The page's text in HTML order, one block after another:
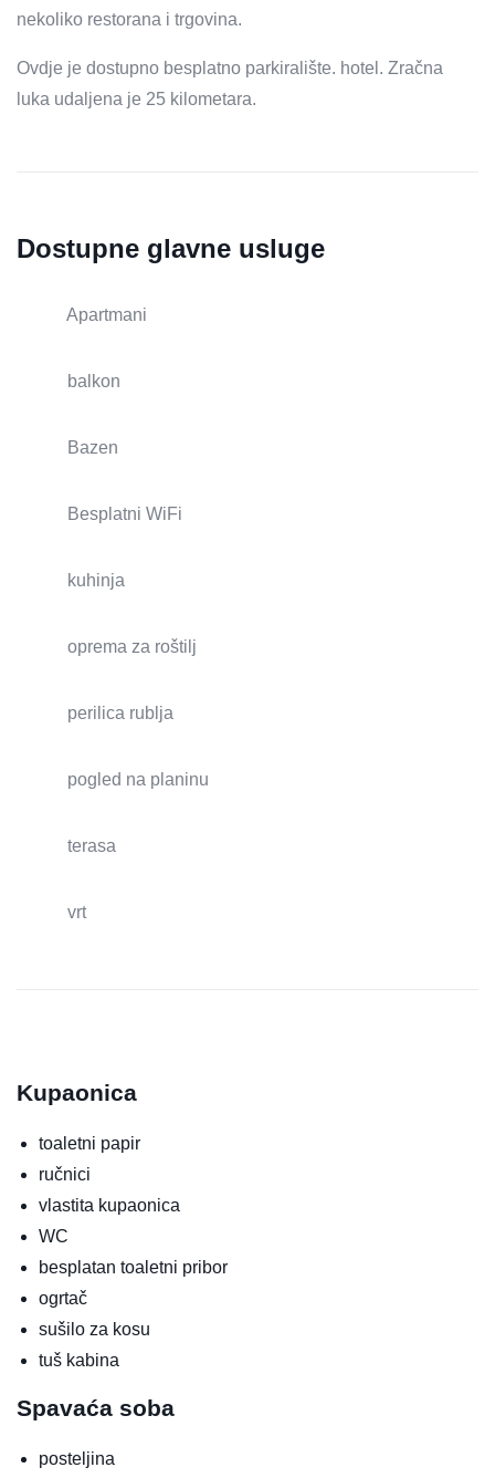
nekoliko restorana i trgovina.
Ovdje je dostupno besplatno parkiralište. hotel. Zračna
luka udaljena je 25 kilometara.
Dostupne glavne usluge
Apartmani
balkon
Bazen
Besplatni WiFi
kuhinja
oprema za roštilj
perilica rublja
pogled na planinu
terasa
vrt
Kupaonica
toaletni papir
ručnici
vlastita kupaonica
WC
besplatan toaletni pribor
ogrtač
sušilo za kosu
tuš kabina
Spavaća soba
posteljina